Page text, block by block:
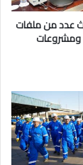
إلى أكثر من
المستدام
إلى 28 الف مستفيد نهائي من صغار
الفترة
عدد من ملفات
ومشروعات